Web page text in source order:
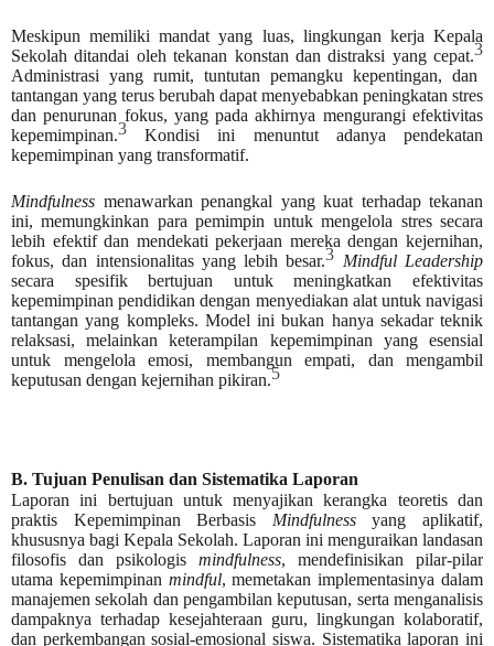
Meskipun memiliki mandat yang luas, lingkungan kerja Kepala
Sekolah ditandai oleh tekanan konstan dan distraksi yang cepat.3
Administrasi yang rumit, tuntutan pemangku kepentingan, dan
tantangan yang terus berubah dapat menyebabkan peningkatan stres
dan penurunan fokus, yang pada akhirnya mengurangi efektivitas
kepemimpinan.3 Kondisi ini menuntut adanya pendekatan
kepemimpinan yang transformatif.
Mindfulness menawarkan penangkal yang kuat terhadap tekanan
ini, memungkinkan para pemimpin untuk mengelola stres secara
lebih efektif dan mendekati pekerjaan mereka dengan kejernihan,
fokus, dan intensionalitas yang lebih besar.3 Mindful Leadership
secara spesifik bertujuan untuk meningkatkan efektivitas
kepemimpinan pendidikan dengan menyediakan alat untuk navigasi
tantangan yang kompleks. Model ini bukan hanya sekadar teknik
relaksasi, melainkan keterampilan kepemimpinan yang esensial
untuk mengelola emosi, membangun empati, dan mengambil
keputusan dengan kejernihan pikiran.5
B. Tujuan Penulisan dan Sistematika Laporan
Laporan ini bertujuan untuk menyajikan kerangka teoretis dan
praktis Kepemimpinan Berbasis Mindfulnessyang aplikatif,
khususnya bagi Kepala Sekolah. Laporan ini menguraikan landasan
filosofis dan psikologis mindfulness, mendefinisikan pilar-pilar
utama kepemimpinan mindful, memetakan implementasinya dalam
manajemen sekolah dan pengambilan keputusan, serta menganalisis
dampaknya terhadap kesejahteraan guru, lingkungan kolaboratif,
dan perkembangan sosial-emosional siswa. Sistematika laporan ini